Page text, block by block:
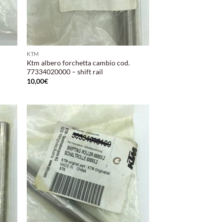
KTM
Ktm albero forchetta cambio cod.
77334020000 – shift rail
10,00€
Aggiungi
alla lista
dei
desideri